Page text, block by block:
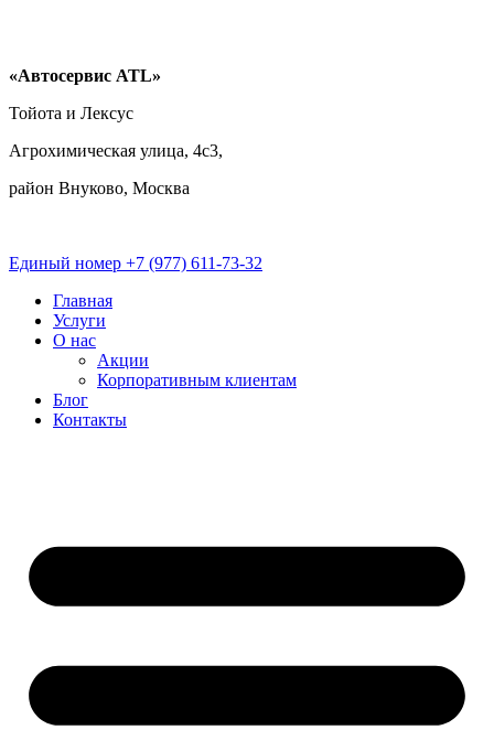
«Автосервис ATL»
Тойота и Лексус
Агрохимическая улица, 4с3,
район Внуково, Москва
Единый номер +7 (977) 611-73-32
Главная
Услуги
О нас
Акции
Корпоративным клиентам
Блог
Контакты